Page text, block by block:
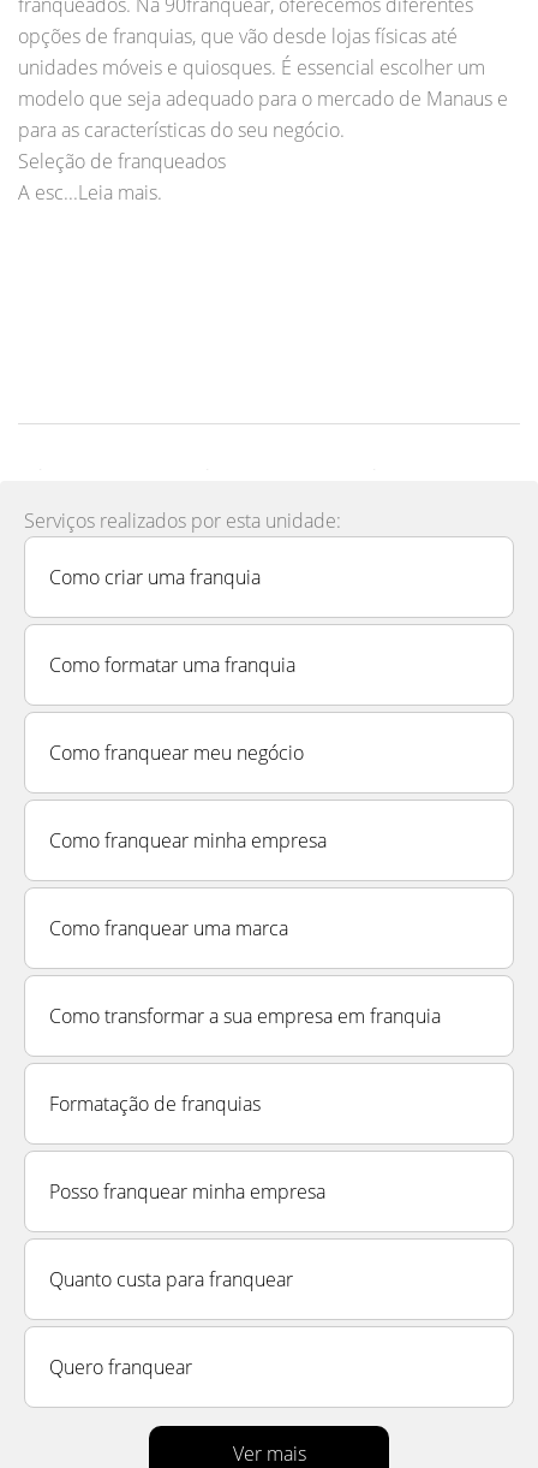
opções de franquias, que vão desde lojas físicas até
unidades móveis e quiosques. É essencial escolher um
modelo que seja adequado para o mercado de Manaus e
para as características do seu negócio.
Seleção de franqueados
A esc...Leia mais.
Serviços realizados por esta unidade:
Como criar uma franquia
Como formatar uma franquia
Como franquear meu negócio
Como franquear minha empresa
Como franquear uma marca
Como transformar a sua empresa em franquia
Formatação de franquias
Posso franquear minha empresa
Quanto custa para franquear
Quero franquear
Ver mais